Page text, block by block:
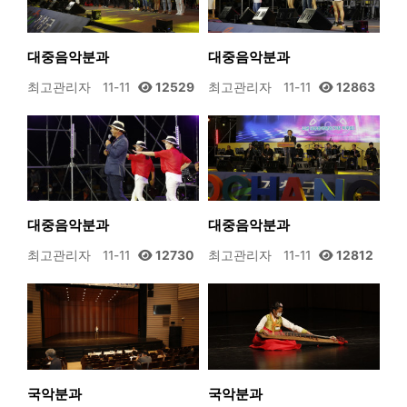
대중음악분과
최고관리자 11-11 12529
대중음악분과
최고관리자 11-11 12863
대중음악분과
최고관리자 11-11 12730
대중음악분과
최고관리자 11-11 12812
국악분과 국악분과